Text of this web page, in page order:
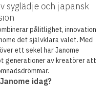
syglädje och japansk
pålitlighet, innovation
det självklara valet. Med
ett sekel har Janome
generationer av kreatörer att
idag?